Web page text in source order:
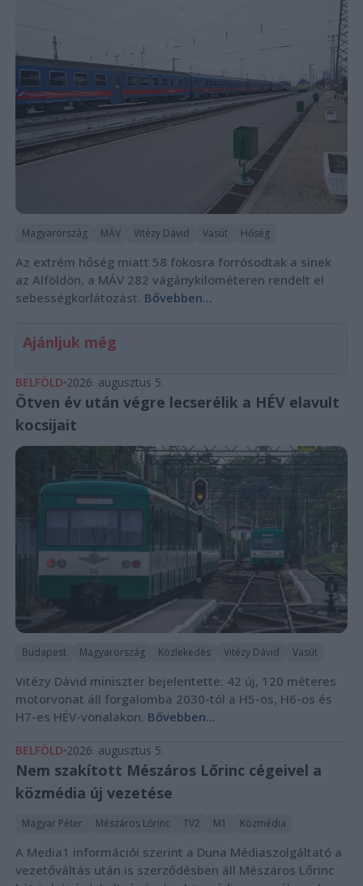
Magyarország MÁV Vitézy Dávid Vasút Hőség
Az extrém hőség miatt 58 fokosra forrósodtak a sínek
az Alföldön, a MÁV 282 vágánykilométeren rendelt el
sebességkorlátozást. Bővebben...
Ajánljuk még
BELFÖLD 2026. augusztus 5.
Ötven év után végre lecserélik a HÉV elavult
kocsijait
Budapest Magyarország Közlekedés Vitézy Dávid Vasút
Vitézy Dávid miniszter bejelentette: 42 új, 120 méteres
motorvonat áll forgalomba 2030-tól a H5-ös, H6-os és
H7-es HÉV-vonalakon. Bővebben...
BELFÖLD 2026. augusztus 5.
Nem szakított Mészáros Lőrinc cégeivel a
közmédia új vezetése
Magyar Péter Mészáros Lőrinc TV2 M1 Közmédia
A Media1 információi szerint a Duna Médiaszolgáltató a
vezetőváltás után is szerződésben áll Mészáros Lőrinc